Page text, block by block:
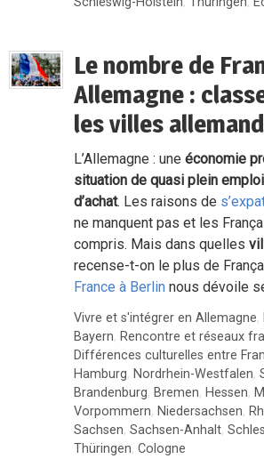
Le nombre de
Allemagne :
les villes
L’Allemagne : uneéconomie
situation de quasi plein emploi
d’achat. Les raisons de
ne manquent pas et les
compris. Mais dans quelles
recense-t-on le plus de
France à Berlin nous dévoile
Vivre et s'intégrer en Allemagne,
Bayern, Rencontre et réseaux
Différences culturelles entre
Hamburg, Nordrhein-Westfalen,
Brandenburg, Bremen, Hessen,
Vorpommern, Niedersachsen,
Sachsen,Sachsen-Anhalt,
Thüringen,Cologne